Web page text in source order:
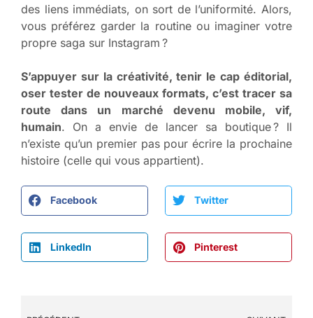
des liens immédiats, on sort de l’uniformité. Alors,
vous préférez garder la routine ou imaginer votre
propre saga sur Instagram ?
S’appuyer sur la créativité, tenir le cap éditorial,
oser tester de nouveaux formats, c’est tracer sa
route dans un marché devenu mobile, vif,
humain. On a envie de lancer sa boutique ? Il
n’existe qu’un premier pas pour écrire la prochaine
histoire (celle qui vous appartient).
Facebook Twitter
LinkedIn Pinterest